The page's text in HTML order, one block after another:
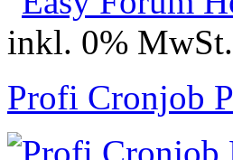
inkl. 0% MwSt.
Profi Cronjob